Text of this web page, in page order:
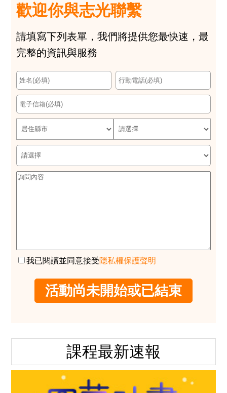
課程最新速報
歡迎你與志光聯繫
請填寫下列表單，我們將提供您最快速，最
完整的資訊與服務
我已閱讀並同意接受隱私權保護聲明